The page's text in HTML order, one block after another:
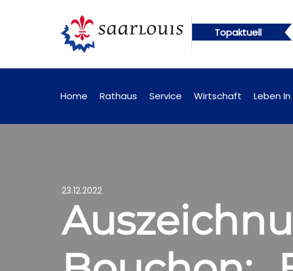
Topaktuell
Öffentliche Bekanntmachungen künftig
Home Rathaus Service Wirtschaft Leben
23.12.2022